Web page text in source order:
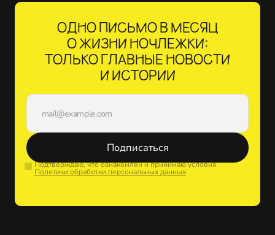
ОДНО ПИСЬМО В МЕСЯЦ
О ЖИЗНИ НОЧЛЕЖКИ:
ТОЛЬКО ГЛАВНЫЕ НОВОСТИ
И ИСТОРИИ
Подписаться
Подтверждаю, что ознакомлен и принимаю условия
Политики обработки персональных данных